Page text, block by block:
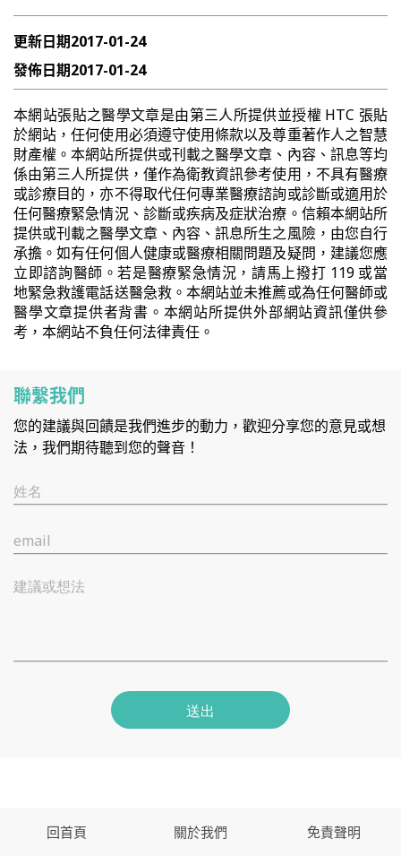
更新日期2017-01-24
發佈日期2017-01-24
本網站張貼之醫學文章是由第三人所提供並授權 HTC 張貼
於網站，任何使用必須遵守使用條款以及尊重著作人之智慧
財產權。本網站所提供或刊載之醫學文章、內容、訊息等均
係由第三人所提供，僅作為衛教資訊參考使用，不具有醫療
或診療目的，亦不得取代任何專業醫療諮詢或診斷或適用於
任何醫療緊急情況、診斷或疾病及症狀治療。信賴本網站所
提供或刊載之醫學文章、內容、訊息所生之風險，由您自行
承擔。如有任何個人健康或醫療相關問題及疑問，建議您應
立即諮詢醫師。若是醫療緊急情況，請馬上撥打 119 或當
地緊急救護電話送醫急救。本網站並未推薦或為任何醫師或
醫學文章提供者背書。本網站所提供外部網站資訊僅供參
考，本網站不負任何法律責任。
聯繫我們
您的建議與回饋是我們進步的動力，歡迎分享您的意見或想
法，我們期待聽到您的聲音！
姓名
email
建議或想法
送出
回首頁 關於我們
免責聲明